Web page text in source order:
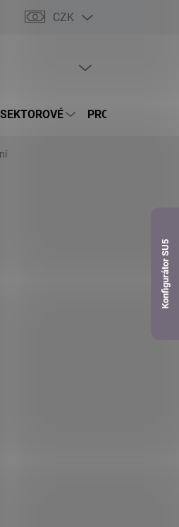
CZK
PROSKLENÉ
Konfigurátor SU5